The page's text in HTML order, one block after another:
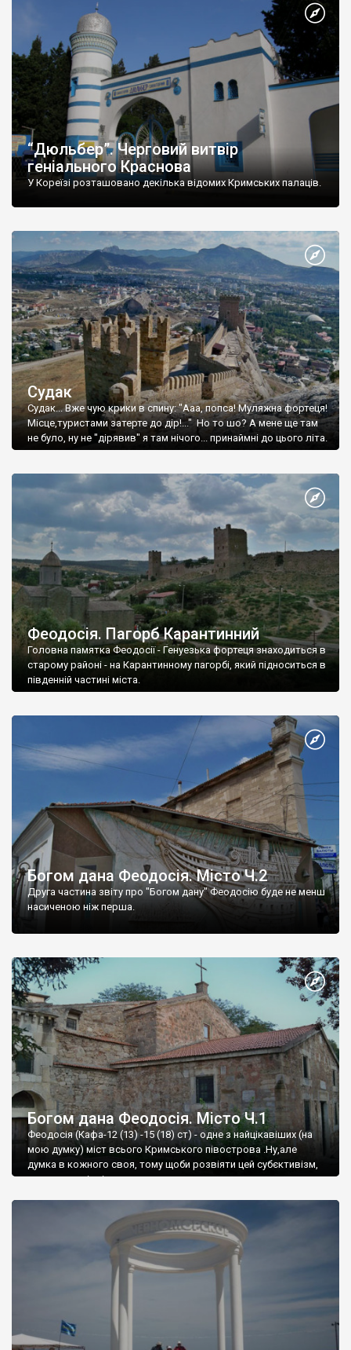
“Дюльбер”. Черговий витвір
геніального Краснова
У Кореїзі розташовано декілька відомих Кримських палаців.
Судак
Судак... Вже чую крики в спину: "Ааа, попса! Муляжна фортеця!
Місце,туристами затерте до дір!..." Но то шо? А мене ще там
не було, ну не "дірявив" я там нічого... принаймні до цього літа.
Феодосія. Пагорб Карантинний
Головна памятка Феодосії - Генуезька фортеця знаходиться в
старому районі - на Карантинному пагорбі, який підноситься в
південній частині міста.
Богом дана Феодосія. Місто Ч.2
Друга частина звіту про "Богом дану" Феодосію буде не менш
насиченою ніж перша.
Богом дана Феодосія. Місто Ч.1
Феодосія (Кафа-12 (13) -15 (18) ст) - одне з найцікавіших (на
мою думку) міст всього Кримського півострова .Ну,але
думка в кожного своя, тому щоби розвіяти цей субєктивізм,
запрошую відвідати це